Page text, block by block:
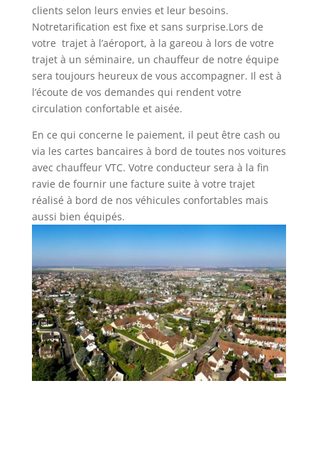
clients selon leurs envies et leur besoins.
Notretarification est fixe et sans surprise.Lors de
votre trajet à l’aéroport, à la gareou à lors de votre
trajet à un séminaire, un chauffeur de notre équipe
sera toujours heureux de vous accompagner. Il est à
l’écoute de vos demandes qui rendent votre
circulation confortable et aisée.
En ce qui concerne le paiement, il peut être cash ou
via les cartes bancaires à bord de toutes nos voitures
avec chauffeur VTC. Votre conducteur sera à la fin
ravie de fournir une facture suite à votre trajet
réalisé à bord de nos véhicules confortables mais
aussi bien équipés.